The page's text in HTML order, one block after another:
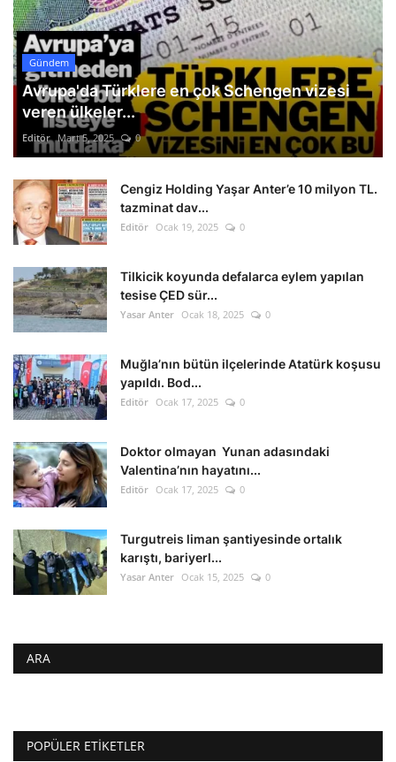
Gündem
Avrupa'da Türklere en çok Schengen vizesi
veren ülkeler...
Editör Mart 5, 2025 0
Cengiz Holding Yaşar Anter’e 10 milyon TL.
tazminat dav...
Editör Ocak 19, 2025 0
Tilkicik koyunda defalarca eylem yapılan
tesise ÇED sür...
Yasar Anter Ocak 18, 2025 0
Muğla’nın bütün ilçelerinde Atatürk koşusu
yapıldı. Bod...
Editör Ocak 17, 2025 0
Doktor olmayan Yunan adasındaki
Valentina’nın hayatını...
Editör Ocak 17, 2025 0
Turgutreis liman şantiyesinde ortalık
karıştı, bariyerl...
Yasar Anter Ocak 15, 2025 0
ARA
POPÜLER ETIKETLER